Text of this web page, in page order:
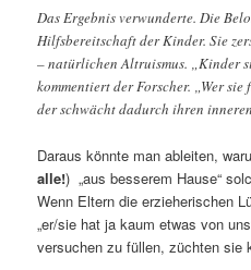
Das Ergebnis verwunderte. Die
Hilfsbereitschaft der Kinder. Sie
– natürlichen Altruismus. „Kinder
kommentiert der Forscher. „Wer
der schwächt dadurch ihren
Daraus könnte man ableiten,
alle!) „aus besserem Hause“
Wenn Eltern die erzieherischen
„er/sie hat ja kaum etwas von
versuchen zu füllen, züchten sie